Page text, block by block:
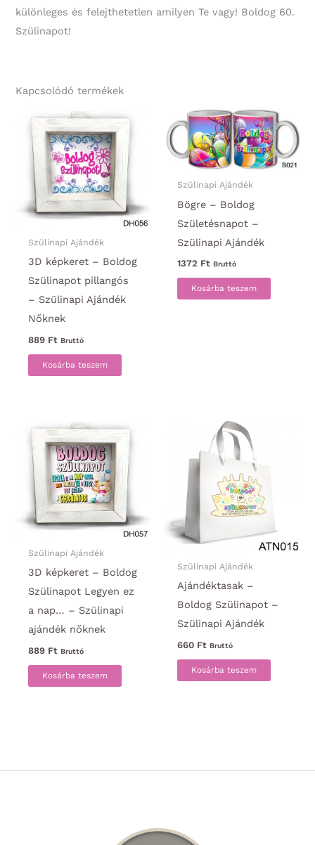
különleges és felejthetetlen amilyen Te vagy! Boldog 60.
Szülinapot!
Kapcsolódó termékek
Szülinapi Ajándék
3D képkeret – Boldog
Szülinapot pillangós
– Szülinapi Ajándék
Nőknek
889 Ft Bruttó
Kosárba teszem
Szülinapi Ajándék
Bögre – Boldog
Születésnapot –
Szülinapi Ajándék
1372 Ft Bruttó
Kosárba teszem
Szülinapi Ajándék
3D képkeret – Boldog
Szülinapot Legyen ez
a nap… – Szülinapi
ajándék nőknek
889 Ft Bruttó
Kosárba teszem
Szülinapi Ajándék
Ajándéktasak –
Boldog Szülinapot –
Szülinapi Ajándék
660 Ft Bruttó
Kosárba teszem